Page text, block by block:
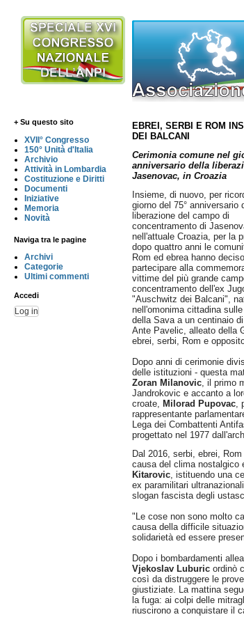
+ Su questo sito
XVII° Congresso
150° Unità d'Italia
Archivio
Attività in Lombardia
Costituzione e Diritti
Documenti
Iniziative
Memoria
Novità
Naviga tra le pagine
Archivi
Categorie
Ultimi commenti
Accedi
Log in
EBREI, SERBI E ROM
DEI BALCANI
Cerimonia comune nel
anniversario della
Jasenovac, in Croazia
Insieme, di nuovo, per
giorno del 75° anniversario
liberazione del campo di
concentramento di
nell'attuale Croazia, per la
dopo quattro anni le
Rom ed ebrea hanno
partecipare alla
vittime del più grande
concentramento dell'ex
"Auschwitz dei Balcani",
nell'omonima cittadina
della Sava a un centinaio
Ante Pavelic, alleato della
ebrei, serbi, Rom e
Dopo anni di cerimonie
delle istituzioni - questa
Zoran Milanovic, il primo
Jandrokovic e accanto a
croate, Milorad Pupovac,
rappresentante
Lega dei Combattenti
progettato nel 1977
Dal 2016, serbi, ebrei,
causa del clima nostalgico
Kitarovic, istituendo una
ex paramilitari
slogan fascista degli
"Le cose non sono molto
causa della difficile
solidarietà ed essere
Dopo i bombardamenti
Vjekoslav Luburic ordinò
così da distruggere le
giustiziate. La mattina
la fuga: ai colpi delle
riuscirono a conquistare il